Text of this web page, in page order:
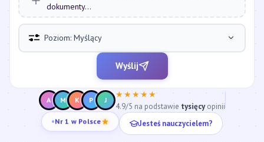
dokumenty...
Poziom: Myślący
Wyślij
A M K P J
★★★★★
4.9/5 na podstawie tysięcyopinii
Nr 1 w Polsce Jesteś nauczycielem?